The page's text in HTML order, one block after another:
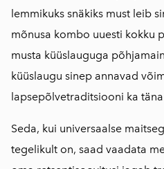
lemmikuks snäkiks must leib
mõnusa kombo uuesti kokku
musta küüslauguga
küüslaugu sinep annavad
lapsepõlvetraditsiooni ka
Seda, kui universaalse
tegelikult on, saad vaadata